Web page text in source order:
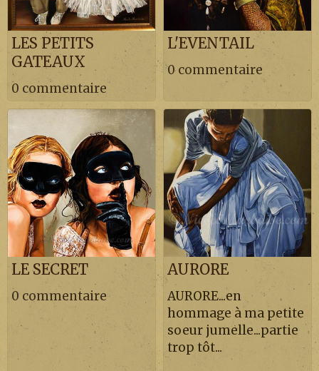
LES PETITS
GATEAUX
0 commentaire
L'EVENTAIL
0 commentaire
LE SECRET
0 commentaire
AURORE
AURORE...en
hommage à ma petite
soeur jumelle...partie
trop tôt...